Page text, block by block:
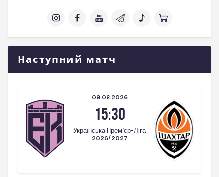
Наступний матч
09.08.2026
15:30
Українська Прем'єр-Ліга
2026/2027